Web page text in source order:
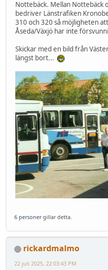
Nottebäck. Mellan Nottebäck
bedriver Länstrafiken
310 och 320 så möjligheten
Åseda/Växjö har inte
Skickar med en bild från
längst bort...
6 personergillar detta.
rickardmalmo
22 juli 2025, 22:03:43 PM